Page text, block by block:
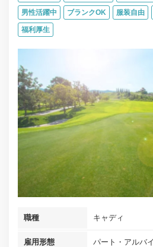
男性活躍中 ブランクOK 服装自由
福利厚生
職種 キャディ
雇用形態 パート・アルバ